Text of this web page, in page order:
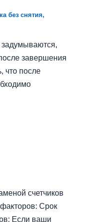
без снятия,
задумываются,
завершения
что после
счетчиков
Срок
Если ваши